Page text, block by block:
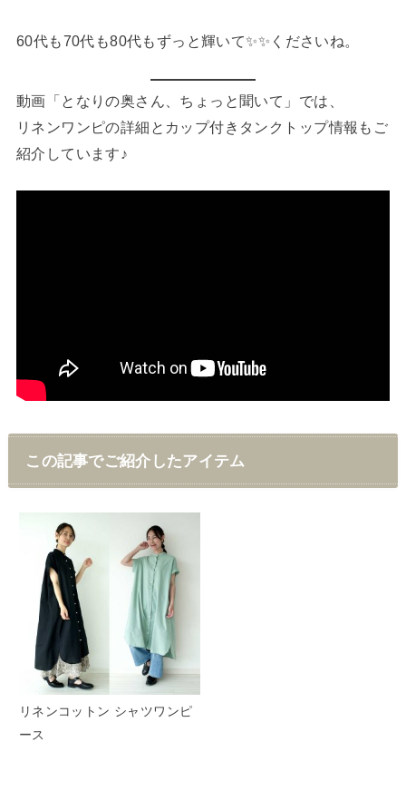
60代も70代も80代もずっと輝いて✨✨くださいね。
動画「となりの奥さん、ちょっと聞いて」では、
リネンワンピの詳細とカップ付きタンクトップ情報もご
紹介しています♪
この記事でご紹介したアイテム
リネンコットン シャツワンピ
ース